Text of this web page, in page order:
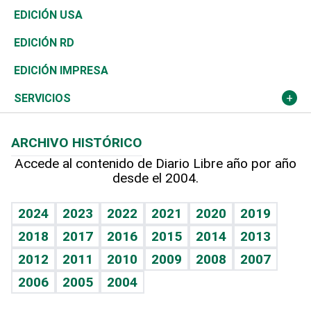
Reportajes
África
Ocenanía
Caribe
Resto del mundo
Vivienda
Telecom.
Global y variable
Economía personal
Buena Vida
Sociales
Novedades
Podcast Arte Libre
Hablando con el pediatra
Vida y familia
Eñe
Celebrando la vida
Sin complejos
Ciclismo
Tenis
Olimpismo
Más deportes
TBT Deportivo
En Directo
El Espía
Noticiero Poteleche
Columnistas
Más firmas
Tecnología
Historia
Martes de tecnología
Cambio climático
Economía
Revista
Deportes
Opinión
Hecho en casa
Guía del dinero
EDICIÓN USA
EDICIÓN RD
EDICIÓN IMPRESA
SERVICIOS
Cumpleaños
Horóscopos
Crucigramas
ARCHIVO HISTÓRICO
Accede al contenido de Diario Libre año por año
desde el 2004.
2024 2023 2022 2021 2020
2019
2018
2017 2016 2015 2014
2013
2012
2011 2010 2009 2008
2007
2006
2005 2004